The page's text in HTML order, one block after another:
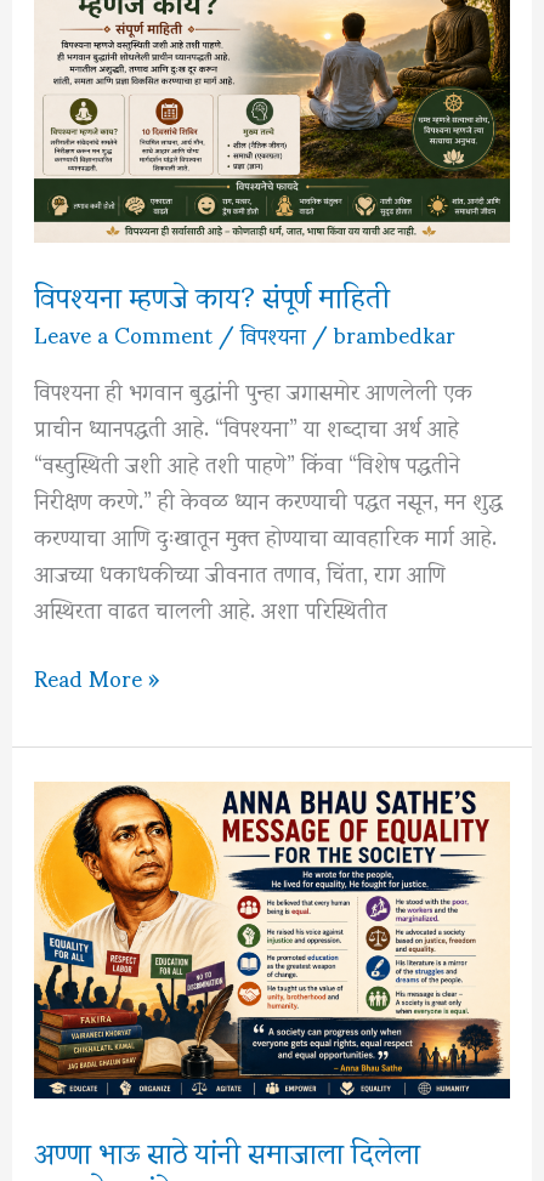
विपश्यना म्हणजे काय? संपूर्ण माहिती
Leave a Comment/विपश्यना/brambedkar
विपश्यना ही भगवान बुद्धांनी पुन्हा जगासमोर आणलेली एक
प्राचीन ध्यानपद्धती आहे. “विपश्यना” या शब्दाचा अर्थ आहे
“वस्तुस्थिती जशी आहे तशी पाहणे” किंवा “विशेष पद्धतीने
निरीक्षण करणे.” ही केवळ ध्यान करण्याची पद्धत नसून, मन शुद्ध
करण्याचा आणि दुःखातून मुक्त होण्याचा व्यावहारिक मार्ग आहे.
आजच्या धकाधकीच्या जीवनात तणाव, चिंता, राग आणि
अस्थिरता वाढत चालली आहे. अशा परिस्थितीत
विपश्यना
काय?
संपूर्ण
माहिती
Read More »
अण्णा भाऊ साठे यांनी समाजाला दिलेला